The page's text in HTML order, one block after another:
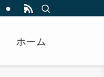
ホーム